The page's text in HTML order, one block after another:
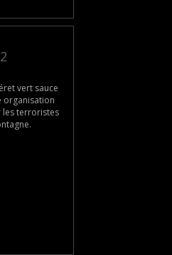
vert sauce
organisation
les terroristes